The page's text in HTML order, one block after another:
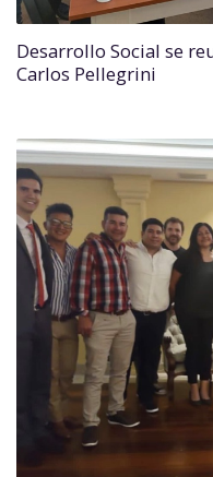
Desarrollo Social se
Carlos Pellegrini